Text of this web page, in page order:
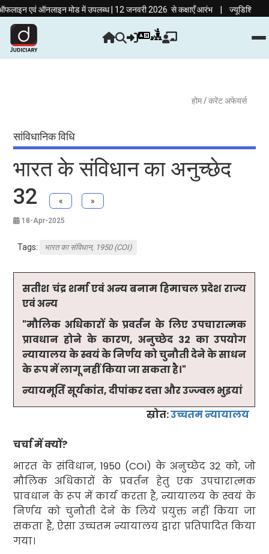
ऑनलाइन मोड में उपलब्ध | 12 जनवरी 2026 से कक्षाएँ आरंभ|ज्यूडिशियरी की तैयारी
होम/ करेंट अफेयर्स
सांविधानिक विधि
भारत के संविधान का अनुच्छेद
32
« »
18-Apr-2025
Tags: भारत का संविधान, 1950 (COI)
सतीश चंद्र शर्मा एवं अन्य बनाम हिमाचल प्रदेश राज्य
एवं अन्य
"मौलिक अधिकारों के प्रवर्तन के लिए उपचारात्मक
प्रावधान होने के कारण, अनुच्छेद 32 का उपयोग
न्यायालय के स्वयं के निर्णय को चुनौती देने के साधन
के रूप में लागू नहीं किया जा सकता है।"
न्यायमूर्तिसूर्यकांत,दीपांकर दत्ता और उज्ज्वल भुइयां
स्रोत:उच्चतम न्यायालय
चर्चा में क्यों?
भारत के संविधान, 1950 (COI)के अनुच्छेद32 को, जो
मौलिक अधिकारों के प्रवर्तन हेतु एक उपचारात्मक
प्रावधान के रूप में कार्य करता है,न्यायालय के स्वयं के
निर्णय को चुनौती देने के लिये प्रयुक्त नहीं किया जा
सकता है, ऐसा उच्चतम न्यायालय द्वारा प्रतिपादित किया
गया।